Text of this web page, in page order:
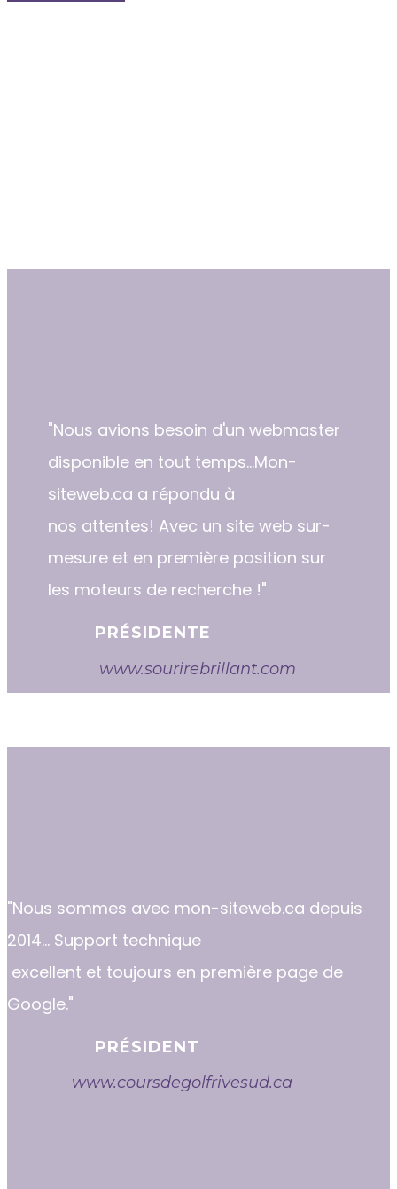
"​Nous avions besoin d'un webmaster
disponible en tout temps...Mon-
siteweb.ca a répondu à
nos attentes! Avec un site web sur-
mesure et en première position sur
les moteurs de recherche !"
PRÉSIDENTE
www.sourirebrillant.com
"​​Nous sommes avec mon-siteweb.ca depuis
2014... Support technique
excellent et toujours en première page de
Google."
PRÉSIDENT
www.coursdegolfrivesud.ca